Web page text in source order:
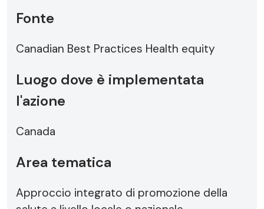
Fonte
Canadian Best Practices Health equity
Luogo dove è implementata
l'azione
Canada
Area tematica
Approccio integrato di promozione della